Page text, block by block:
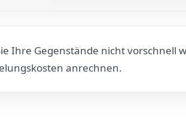
Ihre Gegenstände nicht vorschnell
anrechnen.